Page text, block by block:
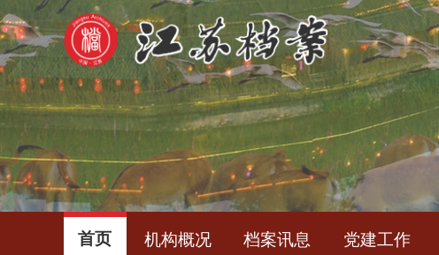
首页 机构概况 档案讯息 党建工作